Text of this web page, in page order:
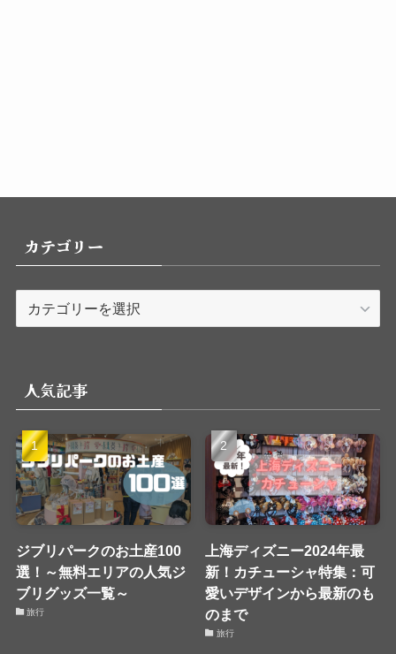
カテゴリー
人気記事
ジブリパークのお土産100
選！～無料エリアの人気ジ
ブリグッズ一覧～
旅行
上海ディズニー2024年最
新！カチューシャ特集：可
愛いデザインから最新のも
のまで
旅行